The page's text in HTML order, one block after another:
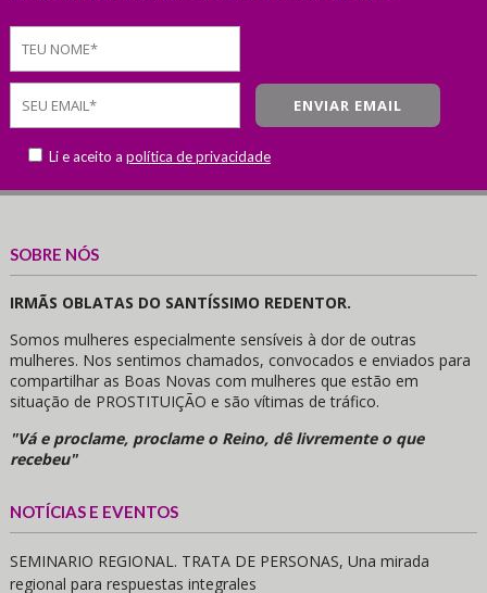
Li e aceito a política de privacidade
SOBRE NÓS
IRMÃS OBLATAS DO SANTÍSSIMO REDENTOR.
Somos mulheres especialmente sensíveis à dor de outras
mulheres. Nos sentimos chamados, convocados e enviados para
compartilhar as Boas Novas com mulheres que estão em
situação de PROSTITUIÇÃO e são vítimas de tráfico.
"Vá e proclame, proclame o Reino, dê livremente o que
recebeu"
NOTÍCIAS E EVENTOS
SEMINARIO REGIONAL. TRATA DE PERSONAS, Una mirada
regional para respuestas integrales